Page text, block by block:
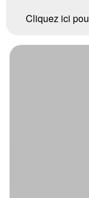
Cliquez ici